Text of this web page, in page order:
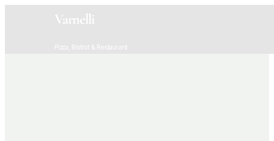
Varnelli
Pizza, Bistrot & Restaurant